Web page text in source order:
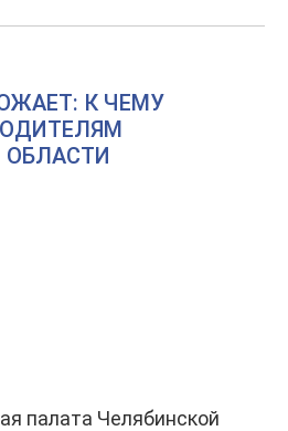
К ЧЕМУ
ОБЛАСТИ
палата Челябинской